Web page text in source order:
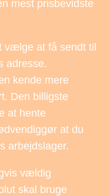
mest prisbevidste
vælge at få sendt til
adresse.
kende mere
Den billigste
at hente
at du
arbejdslager.
vældig
skal bruge